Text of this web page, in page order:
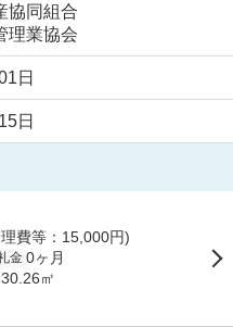
協同組合
理業協会
日
日
費等：15,000円)
金 0ヶ月
30.26㎡